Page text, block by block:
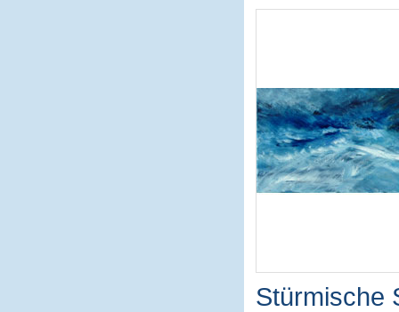
Stürmische